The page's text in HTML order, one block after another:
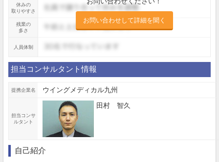
お問い合わせして詳細を聞く
休みの
取りやすさ
残業の
多さ
人員体制
担当コンサルタント情報
提携企業名 ウイングメディカル九州
担当コンサ
ルタント
田村 智久
自己紹介